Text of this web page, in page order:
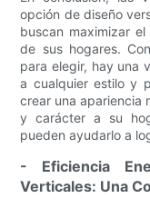
opción de diseño
buscan maximizar
de sus hogares.
para elegir, hay una
a cualquier estilo y
crear una apariencia
y carácter a su
pueden ayudarlo a
- Eficiencia
Verticales: Una